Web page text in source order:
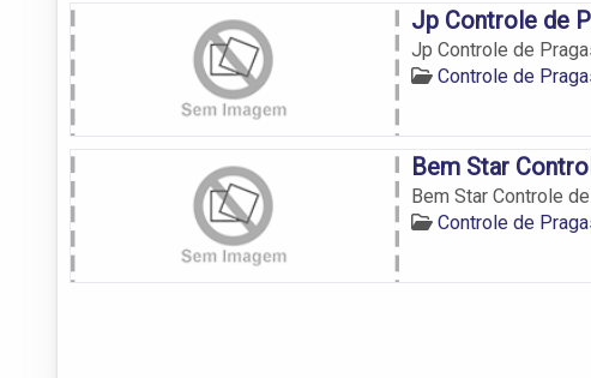
Jp Controle de
Jp Controle de
Controle de
Bem Star
Bem Star Controle
Controle de